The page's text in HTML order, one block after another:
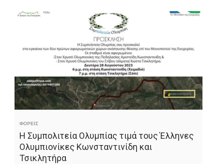
ΦΟΡΕΙΣ
Η Συμπολιτεία Ολυμπίας τιμά τους Έλληνες
Ολυμπιονίκες Κωνσταντινίδη και
Τσικλητήρα